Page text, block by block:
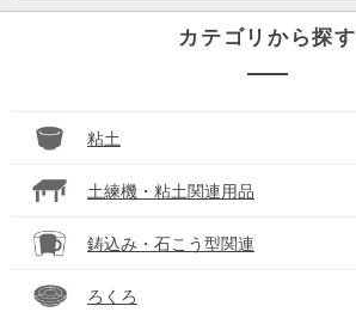
カテゴリから探す
粘土
土練機・粘土関連用品
鋳込み・石こう型関連
ろくろ